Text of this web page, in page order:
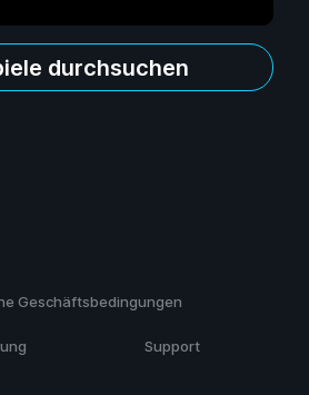
durchsuchen
Geschäftsbedingungen
Support